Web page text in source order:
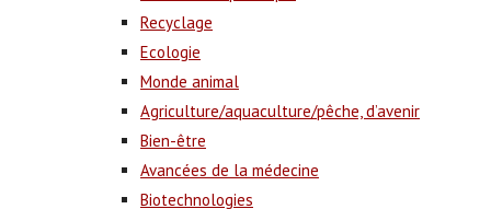
Recyclage
Ecologie
Monde animal
Agriculture/aquaculture/pêche, d’avenir
Bien-être
Avancées de la médecine
Biotechnologies